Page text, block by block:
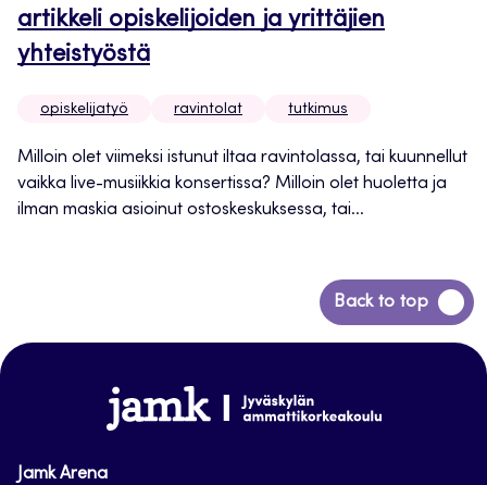
artikkeli opiskelijoiden ja yrittäjien
yhteistyöstä
opiskelijatyö ravintolat tutkimus
Milloin olet viimeksi istunut iltaa ravintolassa, tai kuunnellut
vaikka live-musiikkia konsertissa? Milloin olet huoletta ja
ilman maskia asioinut ostoskeskuksessa, tai...
Back to top
Siirry
takaisin
www.jamk.fi
Jamk Arena